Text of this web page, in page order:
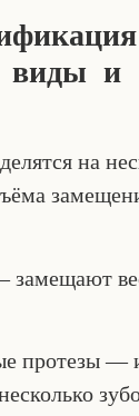
виды и
на
протезы —